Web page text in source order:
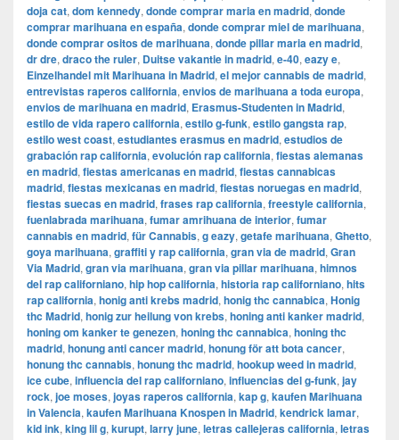
doja cat, dom kennedy, donde comprar maria en madrid, donde
comprar marihuana en españa, donde comprar miel de marihuana,
donde comprar ositos de marihuana, donde pillar maria en madrid,
dr dre, draco the ruler, Duitse vakantie in madrid, e-40, eazy e,
Einzelhandel mit Marihuana in Madrid, el mejor cannabis de madrid,
entrevistas raperos california, envios de marihuana a toda europa,
envios de marihuana en madrid, Erasmus-Studenten in Madrid,
estilo de vida rapero california, estilo g-funk, estilo gangsta rap,
estilo west coast, estudiantes erasmus en madrid, estudios de
grabación rap california, evolución rap california, fiestas alemanas
en madrid, fiestas americanas en madrid, fiestas cannabicas
madrid, fiestas mexicanas en madrid, fiestas noruegas en madrid,
fiestas suecas en madrid, frases rap california, freestyle california,
fuenlabrada marihuana, fumar amrihuana de interior, fumar
cannabis en madrid, für Cannabis, g eazy, getafe marihuana, Ghetto,
goya marihuana, graffiti y rap california, gran via de madrid, ​​Gran
Via Madrid, gran via marihuana, gran via pillar marihuana, himnos
del rap californiano, hip hop california, historia rap californiano, hits
rap california, honig anti krebs madrid, honig thc cannabica, Honig
thc Madrid, honig zur heilung von krebs, honing anti kanker madrid,
honing om kanker te genezen, honing thc cannabica, honing thc
madrid, honung anti cancer madrid, honung för att bota cancer,
honung thc cannabis, honung thc madrid, hookup weed in madrid,
ice cube, influencia del rap californiano, influencias del g-funk, jay
rock, joe moses, joyas raperos california, kap g, kaufen Marihuana
in Valencia, kaufen Marihuana Knospen in Madrid, kendrick lamar,
kid ink, king lil g, kurupt, larry june, letras callejeras california, letras